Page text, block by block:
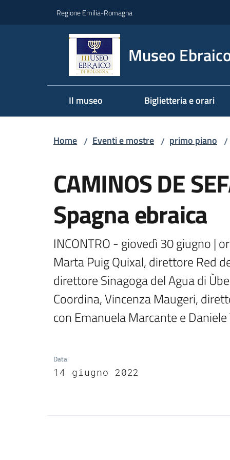
Regione Emilia-Romagna
Museo
Il museo Biglietteria e orari
Home / Eventi e mostre / primo piano /
CAMINOS DE
Spagna ebraica
INCONTRO - giovedì 30 giugno |
Marta Puig Quixal, direttore Red
direttore Sinagoga del Agua di
Coordina, Vincenza Maugeri,
con Emanuela Marcante e
Data:
14 giugno 2022